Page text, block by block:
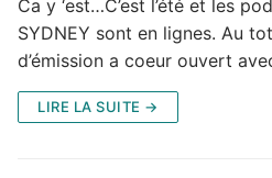
Ca y ‘est…C’est l’été et les
SYDNEY sont en lignes. Au
d’émission a coeur ouvert
LIRE LA SUITE →